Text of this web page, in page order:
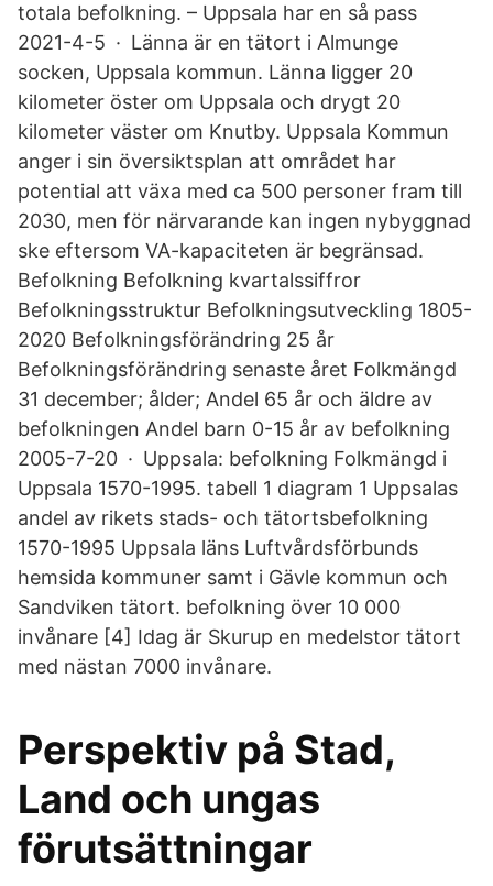
totala befolkning. – Uppsala har en så pass
2021-4-5 · Länna är en tätort i Almunge
socken, Uppsala kommun. Länna ligger 20
kilometer öster om Uppsala och drygt 20
kilometer väster om Knutby. Uppsala Kommun
anger i sin översiktsplan att området har
potential att växa med ca 500 personer fram till
2030, men för närvarande kan ingen nybyggnad
ske eftersom VA-kapaciteten är begränsad.
Befolkning Befolkning kvartalssiffror
Befolkningsstruktur Befolkningsutveckling 1805-
2020 Befolkningsförändring 25 år
Befolkningsförändring senaste året Folkmängd
31 december; ålder; Andel 65 år och äldre av
befolkningen Andel barn 0-15 år av befolkning
2005-7-20 · Uppsala: befolkning Folkmängd i
Uppsala 1570-1995. tabell 1 diagram 1 Uppsalas
andel av rikets stads- och tätortsbefolkning
1570-1995 Uppsala läns Luftvårdsförbunds
hemsida kommuner samt i Gävle kommun och
Sandviken tätort. befolkning över 10 000
invånare [4] Idag är Skurup en medelstor tätort
med nästan 7000 invånare.
Perspektiv på Stad,
Land och ungas
förutsättningar